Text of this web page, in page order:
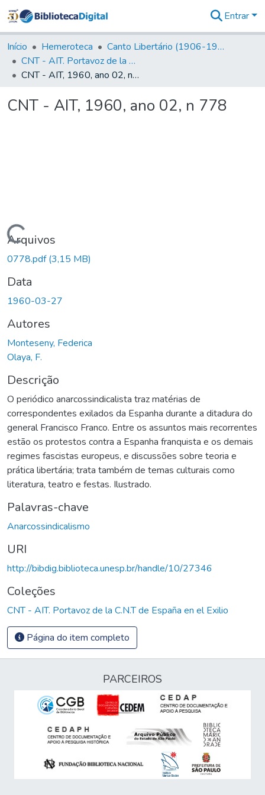
&
Coleções
Tudo na
Biblioteca
Estatísticas
Entrar
Início Hemeroteca
Canto Libertário (1906-1995)
CNT - AIT. Portavoz de la C.N.T de España en el Exilio
CNT - AIT, 1960, ano 02, n 778
CNT - AIT, 1960, ano 02, n 778
Carregando...
Arquivos
0778.pdf(3,15 MB)
Data
1960-03-27
Autores
Monteseny, Federica
Olaya, F.
Descrição
O periódico anarcossindicalista traz matérias de
correspondentes exilados da Espanha durante a ditadura do
general Francisco Franco. Entre os assuntos mais recorrentes
estão os protestos contra a Espanha franquista e os demais
regimes fascistas europeus, e discussões sobre teoria e
prática libertária; trata também de temas culturais como
literatura, teatro e festas. Ilustrado.
Palavras-chave
Anarcossindicalismo
URI
http://bibdig.biblioteca.unesp.br/handle/10/27346
Coleções
CNT - AIT. Portavoz de la C.N.T de España en el Exilio
Página do item completo
PARCEIROS